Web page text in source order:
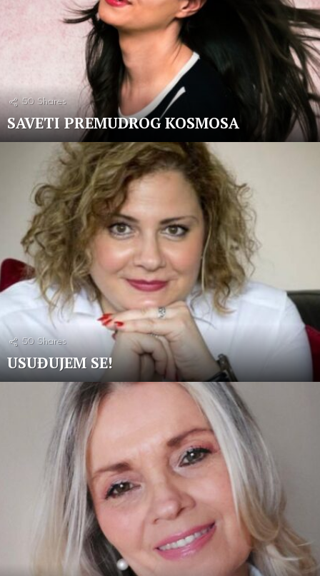
50 Shares
SAVETI PREMUDROG KOSMOSA
50 Shares
USUĐUJEM SE!